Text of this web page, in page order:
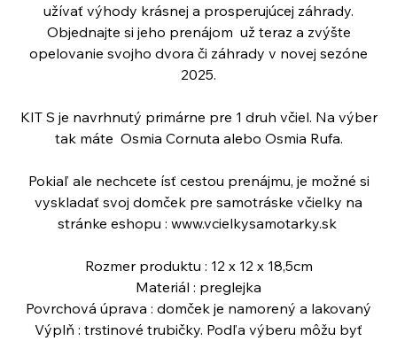
užívať výhody krásnej a prosperujúcej záhrady.
Objednajte si jeho prenájom už teraz a zvýšte
opelovanie svojho dvora či záhrady v novej sezóne
2025.
KIT S je navrhnutý primárne pre 1 druh včiel. Na výber
tak máte Osmia Cornuta alebo Osmia Rufa.
Pokiaľ ale nechcete ísť cestou prenájmu, je možné si
vyskladať svoj domček pre samotráske včielky na
stránke eshopu : www.vcielkysamotarky.sk
Rozmer produktu : 12 x 12 x 18,5cm
Materiál : preglejka
Povrchová úprava : domček je namorený a lakovaný
Výplň : trstinové trubičky. Podľa výberu môžu byť